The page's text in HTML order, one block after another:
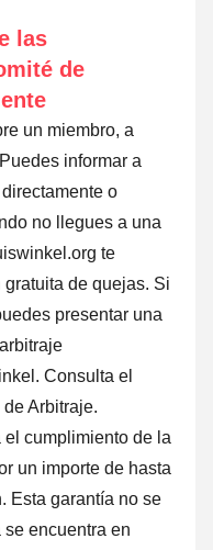
las
de
un miembro, a
informar a
o
no llegues a una
te
de quejas. Si
presentar una
Consulta el
Arbitraje.
cumplimiento de la
un importe de hasta
Esta garantía no se
encuentra en